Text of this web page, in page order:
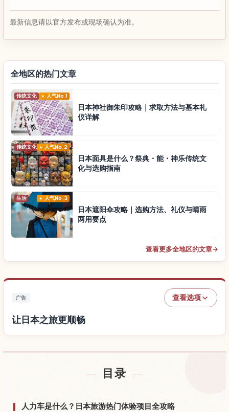
最新信息请以官方发布或现场确认为准。
全地区的热门文章
传统文化 人气No.1
日本神社御朱印攻略｜求取方法与基本礼
仪详解
传统文化 人气No.2
日本面具是什么？祭典・能・神乐传统文
化与选购指南
生活 人气No.3
日本遮阳伞攻略｜选购方法、礼仪与晴雨
两用要点
查看更多全地区的文章→
广告 查看选项
让日本之旅更顺畅
目录
人力车是什么？日本旅游热门体验项目全攻略